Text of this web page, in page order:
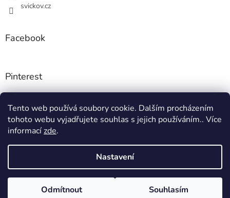
Tento web používá soubory cookie. Dalším procházením
tohoto webu vyjadřujete souhlas s jejich používáním.. Více
informacízde.
Nastavení
Odmítnout Souhlasím
svickov.cz
Facebook
Pinterest
Instagram
Vytvořil Shoptet
Copyright 2026 . Všechna práva vyhrazena.